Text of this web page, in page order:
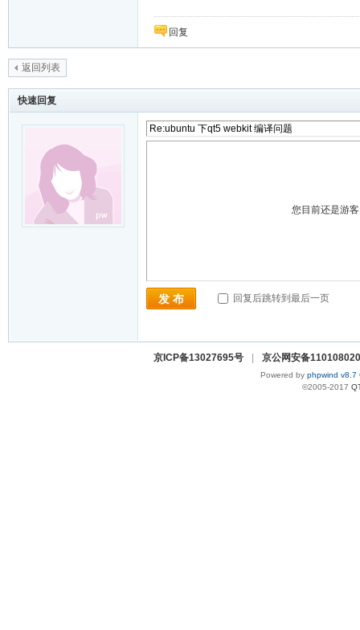
回复
返回列表
快速回复
您目前还是游
发 布 回复后跳转到最后一页
京ICP备13027695号 京公网安备
Powered by phpwind v8.7
©2005-2017